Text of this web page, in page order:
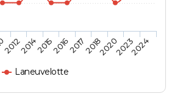
Laneuvelotte
201220142015201620172018202020232024